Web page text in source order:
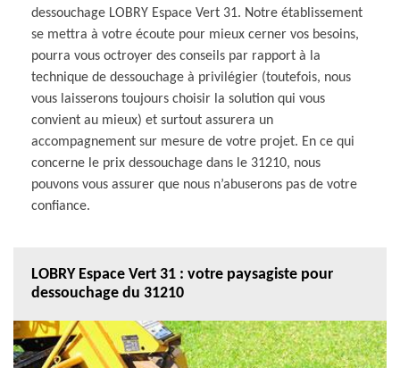
dessouchage LOBRY Espace Vert 31. Notre établissement
se mettra à votre écoute pour mieux cerner vos besoins,
pourra vous octroyer des conseils par rapport à la
technique de dessouchage à privilégier (toutefois, nous
vous laisserons toujours choisir la solution qui vous
convient au mieux) et surtout assurera un
accompagnement sur mesure de votre projet. En ce qui
concerne le prix dessouchage dans le 31210, nous
pouvons vous assurer que nous n’abuserons pas de votre
confiance.
LOBRY Espace Vert 31 : votre paysagiste pour
dessouchage du 31210